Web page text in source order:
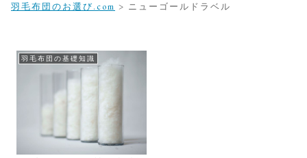
羽毛布団のお選び.com > ニューゴールドラベル
羽毛布団の基礎知識